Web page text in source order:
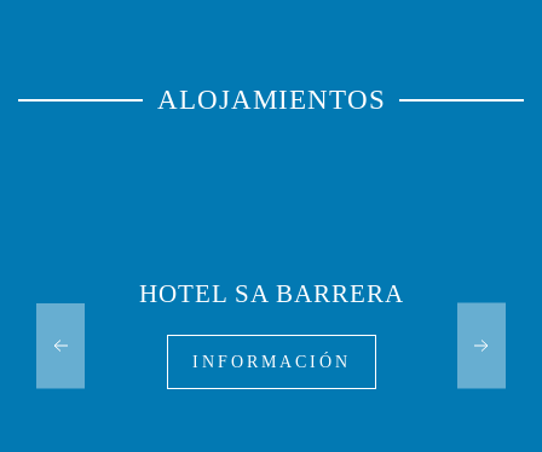
ALOJAMIENTOS
HOTEL SA BARRERA
INFORMACIÓN